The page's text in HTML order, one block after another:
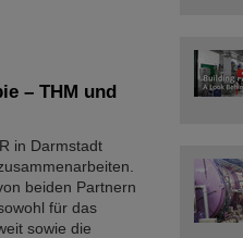
– THM und
in Darmstadt
beiden Partnern
für das
sowie die